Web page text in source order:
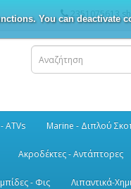
You can deactivate
2351075613
ATVs Marine - Διπλού
Ακροδέκτες - Αντάπτορες
- Φις Λιπαντικά-